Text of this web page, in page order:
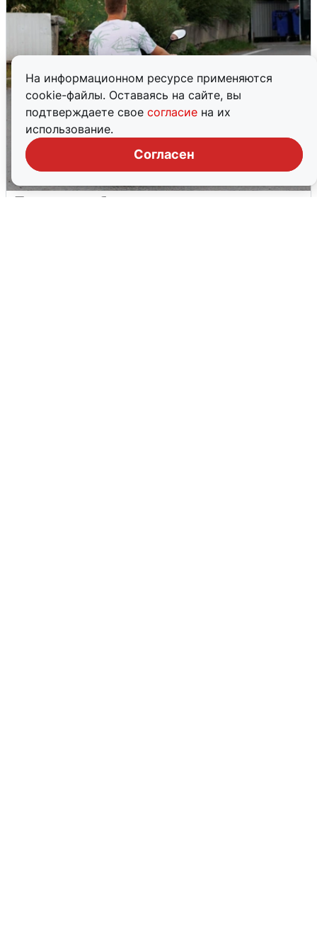
На информационном ресурсе применяются
cookie-файлы. Оставаясь на сайте, вы
подтверждаете свое согласие на их
использование.
Согласен
Тюменцам бесплатно подвезут воду: